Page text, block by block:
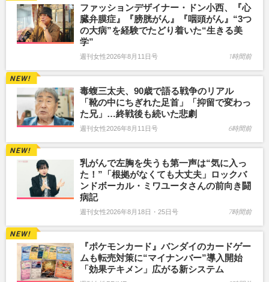
ファッションデザイナー・ドン小西、『心
臓弁膜症』『膀胱がん』『咽頭がん』“3つ
の大病”を経験でたどり着いた“生きる美
学”
週刊女性2026年8月11日号 1時間前
毒蝮三太夫、90歳で語る戦争のリアル
「靴の中にちぎれた足首」「抑留で変わっ
た兄」…終戦後も続いた悲劇
週刊女性2026年8月11日号 6時間前
乳がんで左胸を失うも第一声は“気に入っ
た！”「根拠がなくても大丈夫」ロックバ
ンドボーカル・ミワユータさんの前向き闘
病記
週刊女性2026年8月18日・25日号 7時間前
『ポケモンカード』バンダイのカードゲー
ムも転売対策に“マイナンバー”導入開始
「効果テキメン」広がる新システム